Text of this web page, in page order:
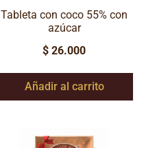
Tableta con coco 55% con
azúcar
$ 26.000
Añadir al carrito